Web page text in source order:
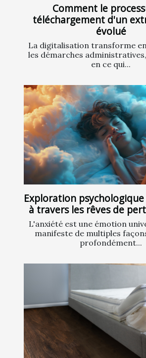
Comment le
téléchargement d'un
évolué
La digitalisation transforme
les démarches
en ce qui...
Exploration psychologique
à travers les rêves de
L'anxiété est une émotion
manifeste de multiples
profondément...